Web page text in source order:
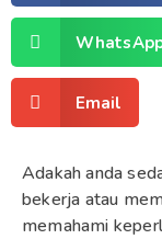
Email
Adakah anda
bekerja atau
memahami